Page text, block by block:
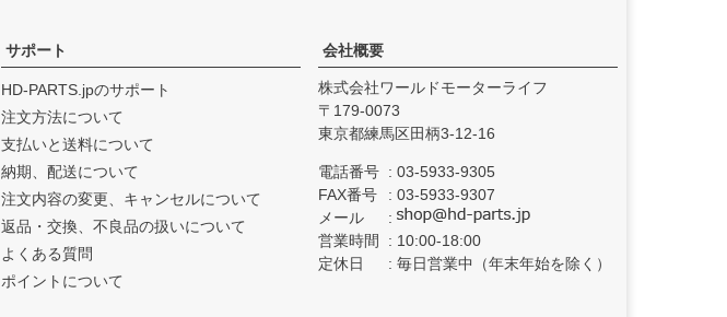
サポート
HD-PARTS.jpのサポート
注文方法について
支払いと送料について
納期、配送について
注文内容の変更、キャンセルについて
返品・交換、不良品の扱いについて
よくある質問
ポイントについて
会社概要
株式会社ワールドモーターライフ
179-0073
東京都練馬区田柄3-12-16
電話番号
03-5933-9305
FAX番号
03-5933-9307
メール
営業時間
10:00-18:00
定休日
毎日営業中（年末年始を除く）